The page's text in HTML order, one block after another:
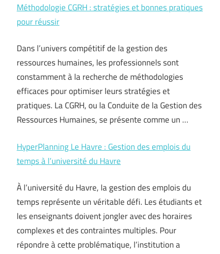
Méthodologie CGRH : stratégies et bonnes pratiques
pour réussir
Dans l’univers compétitif de la gestion des
ressources humaines, les professionnels sont
constamment à la recherche de méthodologies
efficaces pour optimiser leurs stratégies et
pratiques. La CGRH, ou la Conduite de la Gestion des
Ressources Humaines, se présente comme un …
HyperPlanning Le Havre : Gestion des emplois du
temps à l’université du Havre
À l’université du Havre, la gestion des emplois du
temps représente un véritable défi. Les étudiants et
les enseignants doivent jongler avec des horaires
complexes et des contraintes multiples. Pour
répondre à cette problématique, l’institution a